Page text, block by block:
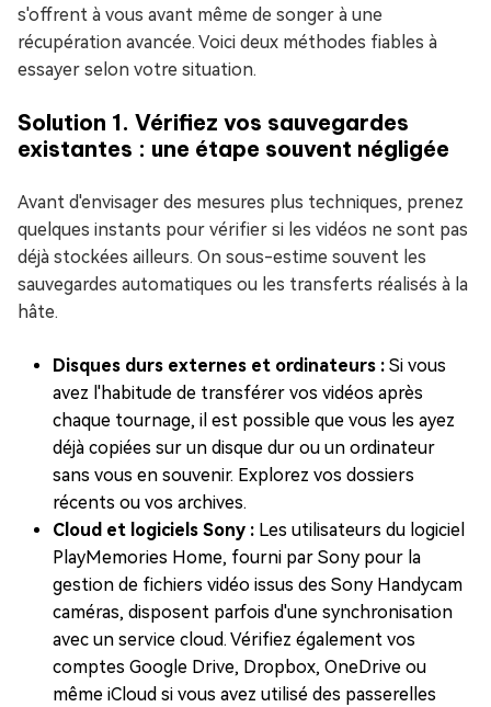
s'offrent à vous avant même de songer à une
récupération avancée. Voici deux méthodes fiables à
essayer selon votre situation.
Solution 1. Vérifiez vos sauvegardes
existantes : une étape souvent négligée
Avant d'envisager des mesures plus techniques, prenez
quelques instants pour vérifier si les vidéos ne sont pas
déjà stockées ailleurs. On sous-estime souvent les
sauvegardes automatiques ou les transferts réalisés à la
hâte.
Disques durs externes et ordinateurs : Si vous
avez l'habitude de transférer vos vidéos après
chaque tournage, il est possible que vous les ayez
déjà copiées sur un disque dur ou un ordinateur
sans vous en souvenir. Explorez vos dossiers
récents ou vos archives.
Cloud et logiciels Sony : Les utilisateurs du logiciel
PlayMemories Home, fourni par Sony pour la
gestion de fichiers vidéo issus des Sony Handycam
caméras, disposent parfois d'une synchronisation
avec un service cloud. Vérifiez également vos
comptes Google Drive, Dropbox, OneDrive ou
même iCloud si vous avez utilisé des passerelles